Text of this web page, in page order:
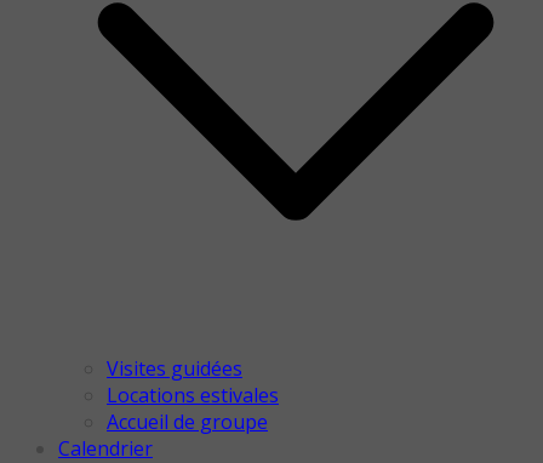
Visites guidées
Locations estivales
Accueil de groupe
Calendrier